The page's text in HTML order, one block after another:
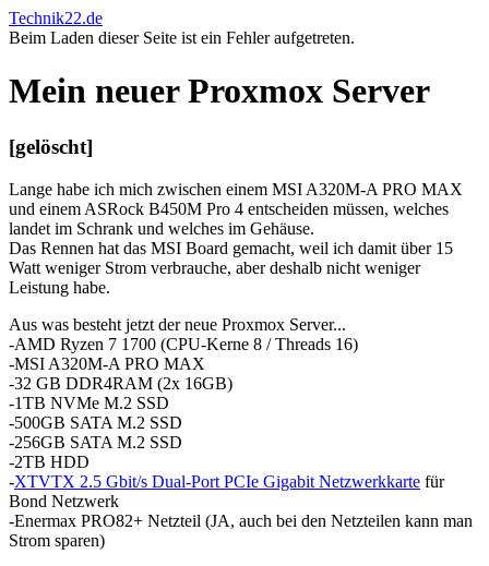
Technik22.de
Beim Laden dieser Seite ist ein Fehler aufgetreten.
Mein neuer Proxmox Server
[gelöscht]
Lange habe ich mich zwischen einem MSI A320M-A PRO MAX
und einem ASRock B450M Pro 4 entscheiden müssen, welches
landet im Schrank und welches im Gehäuse.
Das Rennen hat das MSI Board gemacht, weil ich damit über 15
Watt weniger Strom verbrauche, aber deshalb nicht weniger
Leistung habe.
Aus was besteht jetzt der neue Proxmox Server...
-AMD Ryzen 7 1700 (CPU-Kerne 8 / Threads 16)
-MSI A320M-A PRO MAX
-32 GB DDR4RAM (2x 16GB)
-1TB NVMe M.2 SSD
-500GB SATA M.2 SSD
-256GB SATA M.2 SSD
-2TB HDD
-XTVTX 2.5 Gbit/s Dual-Port PCIe Gigabit Netzwerkkarte für
Bond Netzwerk
-Enermax PRO82+ Netzteil (JA, auch bei den Netzteilen kann man
Strom sparen)